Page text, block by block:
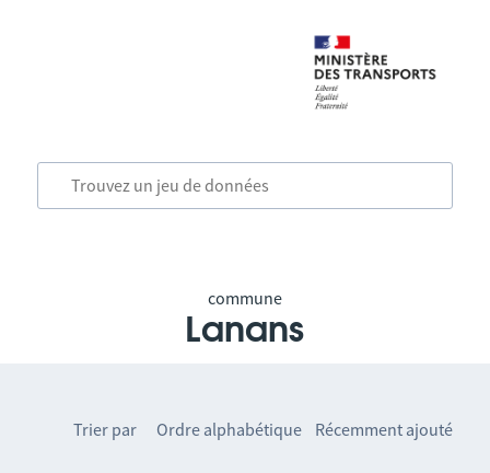
commune
Lanans
Trier par Ordre alphabétique Récemment ajouté